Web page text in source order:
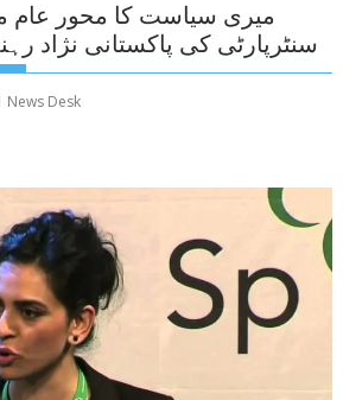
میری سیاست کا محور عام
سنٹرپارٹی کی پاکستانی نژاد
News Desk